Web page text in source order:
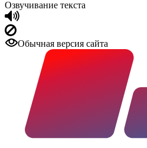
Озвучивание текста
Обычная версия сайта